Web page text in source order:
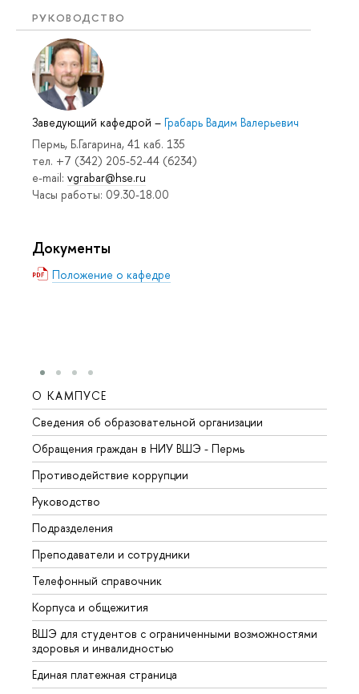
РУКОВОДСТВО
Заведующий кафедрой – Грабарь Вадим Валерьевич
Пермь, Б.Гагарина, 41 каб. 135
тел. +7 (342) 205-52-44 (6234)
e-mail: vgrabar@hse.ru
Часы работы: 09.30-18.00
Документы
Положение о кафедре
О КАМПУСЕ
Сведения об образовательной организации
Обращения граждан в НИУ ВШЭ - Пермь
Противодействие коррупции
Руководство
Подразделения
Преподаватели и сотрудники
Телефонный справочник
Корпуса и общежития
ВШЭ для студентов с ограниченными возможностями
здоровья и инвалидностью
Единая платежная страница